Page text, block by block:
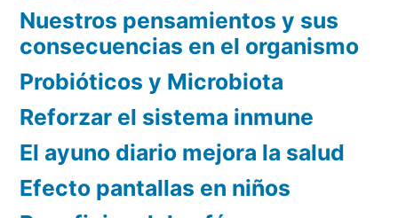
Nuestros pensamientos y sus
consecuencias en el organismo
Probióticos y Microbiota
Reforzar el sistema inmune
El ayuno diario mejora la salud
Efecto pantallas en niños